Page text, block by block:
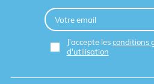
J'accepte lesconditions
d'utilisation